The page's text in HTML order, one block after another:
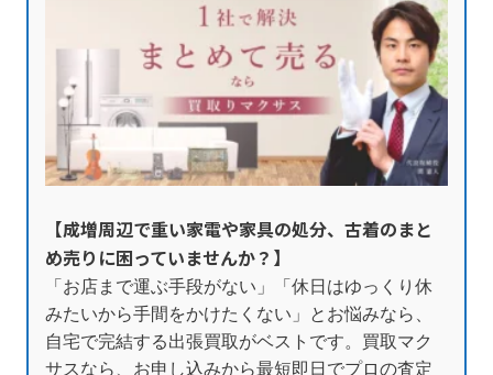
【成増周辺で重い家電や家具の処分、古着のまと
め売りに困っていませんか？】
「お店まで運ぶ手段がない」「休日はゆっくり休
みたいから手間をかけたくない」とお悩みなら、
自宅で完結する出張買取がベストです。買取マク
サスなら、お申し込みから最短即日でプロの査定